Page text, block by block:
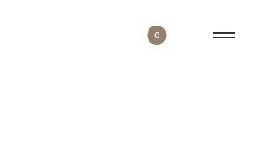
0